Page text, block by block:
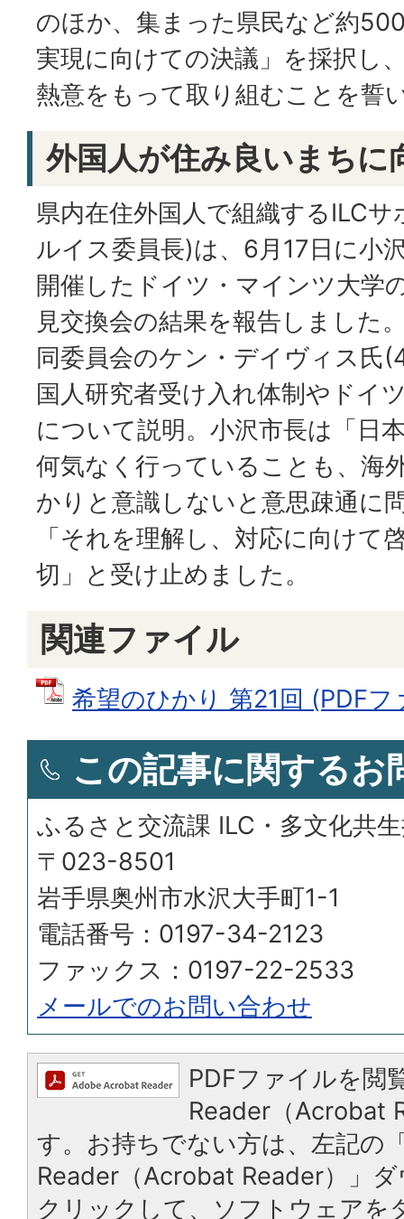
のほか、集まった県民など約
実現に向けての決議」を採択し
熱意をもって取り組むことを誓
外国人が住み良いまちに
県内在住外国人で組織するILC
ルイス委員長)は、6月17日に小
開催したドイツ・マインツ大学
見交換会の結果を報告しました
同委員会のケン・デイヴィス氏
国人研究者受け入れ体制やドイ
について説明。小沢市長は「日
何気なく行っていることも、海
かりと意識しないと意思疎通に
「それを理解し、対応に向けて
切」と受け止めました。
関連ファイル
希望のひかり 第21回 (PDFフ
この記事に関するお
ふるさと交流課 ILC・多文化共
〒023-8501
岩手県奥州市水沢大手町1-1
電話番号：0197-34-2123
ファックス：0197-22-2533
メールでのお問い合わせ
PDFファイルを閲
Reader（Acrobat
す。お持ちでない方は、左記の
Reader（Acrobat Reader）」
クリックして、ソフトウェアを